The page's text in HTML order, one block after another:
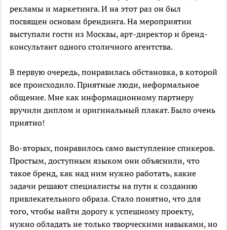
рекламы и маркетинга. И на этот раз он был
посвящен основам брендинга. На мероприятии
выступали гости из Москвы, арт-директор и бренд-
консультант одного столичного агентства.
В первую очередь, понравилась обстановка, в которой
все происходило. Приятные люди, неформальное
общение. Мне как информационному партнеру
вручили диплом и оригинальный плакат. Было очень
приятно!
Во-вторых, понравилось само выступление спикеров.
Простым, доступным языком они объяснили, что
такое бренд, как над ним нужно работать, какие
задачи решают специалисты на пути к созданию
привлекательного образа. Стало понятно, что для
того, чтобы найти дорогу к успешному проекту,
нужно обладать не только творческими навыками, но